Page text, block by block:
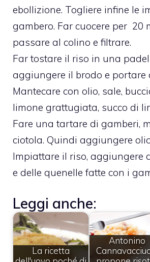
ebollizione. Togliere infine le
gambero. Far cuocere per 20
passare al colino e filtrare.
Far tostare il riso in una
aggiungere il brodo e portare
Mantecare con olio, sale,
limone grattugiata, succo di
Fare una tartare di gamberi,
ciotola. Quindi aggiungere
Impiattare il riso, aggiungere
e delle quenelle fatte con i
Leggi anche:
La ricetta
Antonino